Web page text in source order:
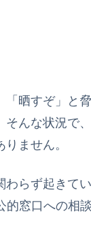
晒すぞ」と
んな状況で
ません。
らず起きて
窓口への相